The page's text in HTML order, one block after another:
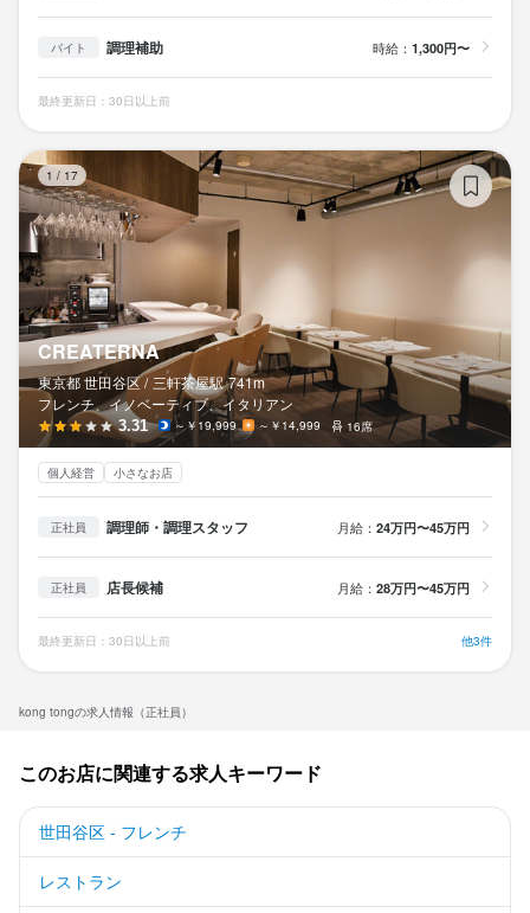
kong tongの求人情報（正社員）
バイト 調理補助 時給： 1,300円〜
最終更新日：30日以上前
1 / 17
CREATERNA
東京都 世田谷区 / 三軒茶屋駅 741m
フレンチ、イノベーティブ、イタリアン
3.31 ～￥19,999 ～￥14,999 16席
個人経営 小さなお店
正社員 調理師・調理スタッフ 月給： 24万円〜45万円
正社員 店長候補 月給： 28万円〜45万円
最終更新日：30日以上前 他3件
このお店に関連する求人キーワード
世田谷区 - フレンチ
レストラン